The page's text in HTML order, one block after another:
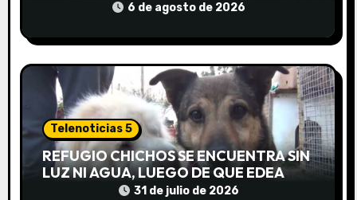
t
r
a
d
a
6 de agosto de 2026
Telenoticias 5
REFUGIO CHICHOS SE ENCUENTRA SIN
LUZ NI AGUA, LUEGO DE QUE EDEA
CORTARA EL SUMINISTRO SIN AVISO
31 de julio de 2026